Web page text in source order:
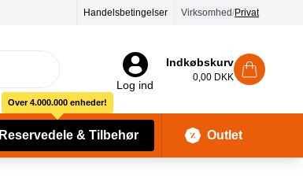
Handelsbetingelser Virksomhed/Privat
Log ind
Indkøbskurv
0,00 DKK
Reservedele & Tilbehør
Over 4.000.000 enheder!
Outlet